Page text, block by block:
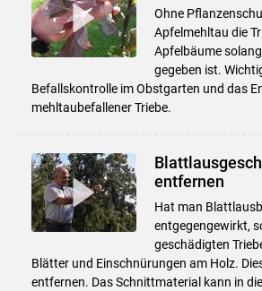
Ohne
Apfelmehltau die
Apfelbäume
gegeben ist.
Befallskontrolle im Obstgarten und das
mehltaubefallener Triebe.
entfernen
Hat man
entgegengewirkt,
geschädigten
Blätter und Einschnürungen am Holz.
entfernen. Das Schnittmaterial kann in